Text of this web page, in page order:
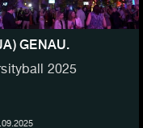
GENAU.
2025